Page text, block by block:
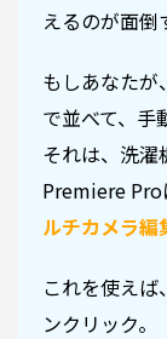
えるのが面倒
もしあなたが
で並べて、手
それは、洗濯
Premiere Pro
ルチカメラ編
これを使え
ンクリック。